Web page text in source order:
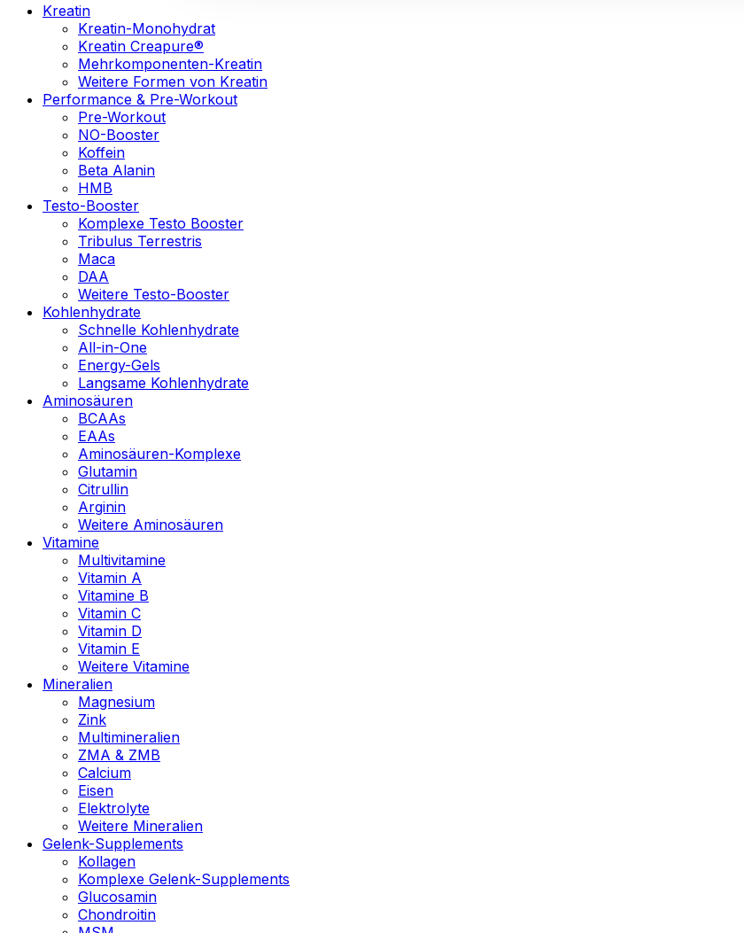
Kreatin
Kreatin-Monohydrat
Kreatin Creapure®
Mehrkomponenten-Kreatin
Weitere Formen von Kreatin
Performance & Pre-Workout
Pre-Workout
NO-Booster
Koffein
Beta Alanin
HMB
Testo-Booster
Komplexe Testo Booster
Tribulus Terrestris
Maca
DAA
Weitere Testo-Booster
Kohlenhydrate
Schnelle Kohlenhydrate
All-in-One
Energy-Gels
Langsame Kohlenhydrate
Aminosäuren
BCAAs
EAAs
Aminosäuren-Komplexe
Glutamin
Citrullin
Arginin
Weitere Aminosäuren
Vitamine
Multivitamine
Vitamin A
Vitamine B
Vitamin C
Vitamin D
Vitamin E
Weitere Vitamine
Mineralien
Magnesium
Zink
Multimineralien
ZMA & ZMB
Calcium
Eisen
Elektrolyte
Weitere Mineralien
Gelenk-Supplements
Kollagen
Komplexe Gelenk-Supplements
Glucosamin
Chondroitin